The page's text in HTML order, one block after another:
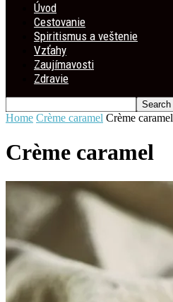
Úvod
Cestovanie
Spiritismus a veštenie
Vzťahy
Zaujímavosti
Zdravie
Home Crème caramel Crème caramel
Crème caramel